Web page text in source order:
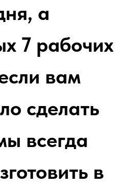
а
7 рабочих
вам
сделать
всегда
в